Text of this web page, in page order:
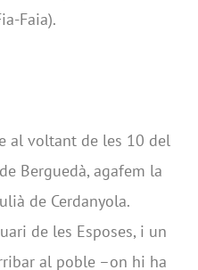
Faia).
al voltant de les 10 del
Berguedà, agafem la
de Cerdanyola.
de les Esposes, i un
al poble –on hi ha